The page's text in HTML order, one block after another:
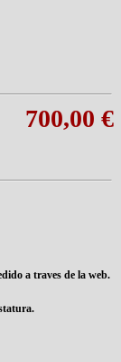
700,00 €
a traves de la web.